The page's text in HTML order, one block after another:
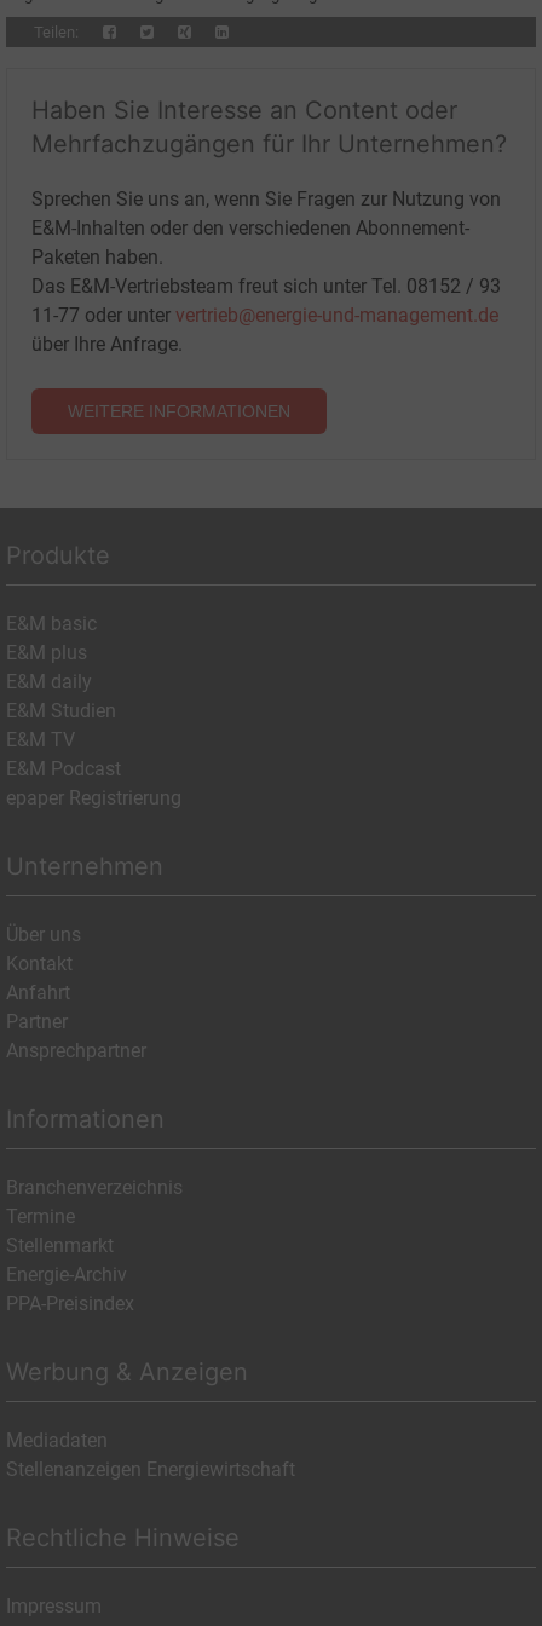
Teilen:
Haben Sie Interesse an Content oder
Mehrfachzugängen für Ihr Unternehmen?
Sprechen Sie uns an, wenn Sie Fragen zur Nutzung von
E&M-Inhalten oder den verschiedenen Abonnement-
Paketen haben.
Das E&M-Vertriebsteam freut sich unter Tel. 08152 / 93
11-77 oder unter vertrieb@energie-und-management.de
über Ihre Anfrage.
WEITERE INFORMATIONEN
Produkte
E&M basic
E&M plus
E&M daily
E&M Studien
E&M TV
E&M Podcast
epaper Registrierung
Unternehmen
Über uns
Kontakt
Anfahrt
Partner
Ansprechpartner
Informationen
Branchenverzeichnis
Termine
Stellenmarkt
Energie-Archiv
PPA-Preisindex
Werbung & Anzeigen
Mediadaten
Stellenanzeigen Energiewirtschaft
Rechtliche Hinweise
Impressum